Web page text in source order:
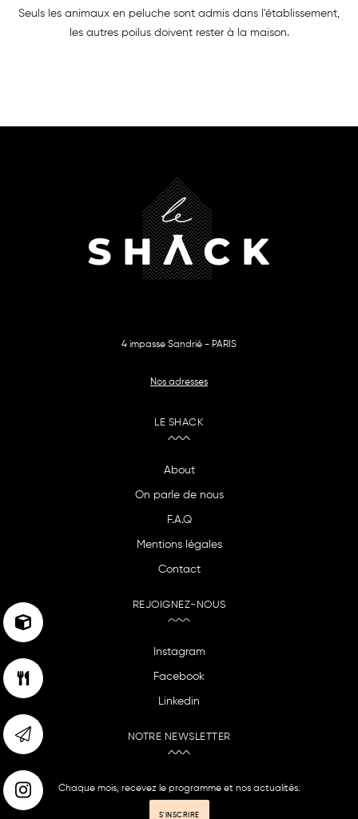
Seuls les animaux en peluche sont admis dans l'établissement,
les autres poilus doivent rester à la maison.
4 impasse Sandrié - PARIS
Nos adresses
LE SHACK
About
On parle de nous
F.A.Q
Mentions légales
Contact
REJOIGNEZ-NOUS
Instagram
Facebook
Linkedin
NOTRE NEWSLETTER
Chaque mois, recevez le programme et nos actualités.
S'INSCRIRE